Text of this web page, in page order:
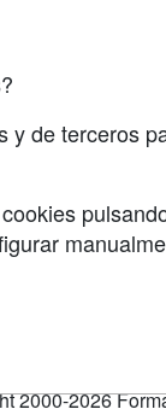
2000-2026
y de terceros